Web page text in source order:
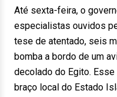
Até sexta-feira, o
especialistas ouvidos
tese de atentado, seis
bomba a bordo de um
decolado do Egito.
braço local do Estado